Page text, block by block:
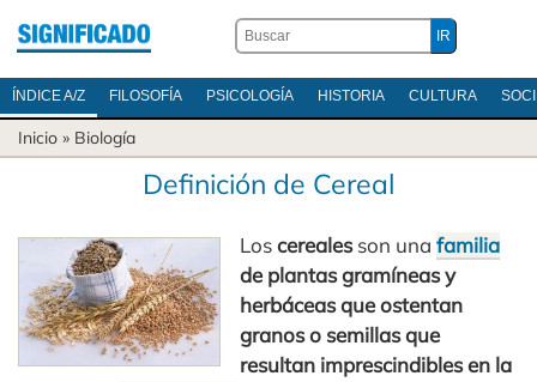
ÍNDICE A/Z FILOSOFÍA PSICOLOGÍA HISTORIA CULTURA
Inicio » Biología
Definición de Cereal
Loscerealesson unafamilia
de plantas gramíneas y
herbáceas que ostentan
granos o semillas que
resultan imprescindibles en la